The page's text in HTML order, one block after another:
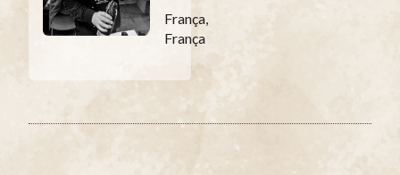
França,
França